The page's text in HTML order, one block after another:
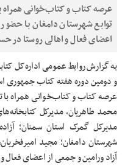
عرصه کتاب و کتاب‌خوانی همراه
توابع شهرستان دامغان با
اعضای فعال و اهالی روستا در
به گزارش روابط عمومی اداره‌کل
و دومین دوره هفته کتاب جمهوری
عرصه کتاب و کتاب‌خوانی همراه با
محمد طاهریان، مدیرکل
مدیرکل گمرک استان سمنان؛
شهرستان دامغان؛ مجید
آزاد ورامین و جمعی از اعضای فعال